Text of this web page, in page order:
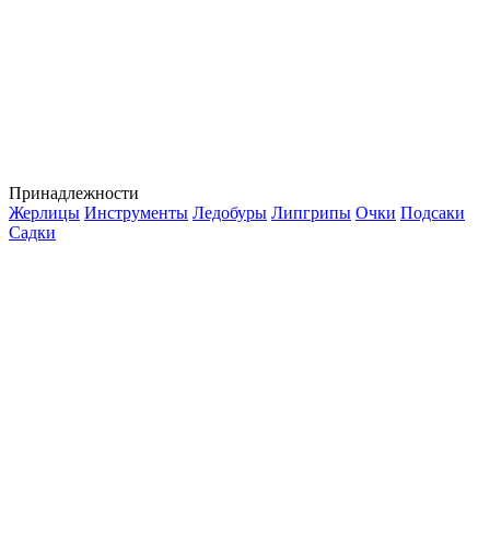
Принадлежности
Жерлицы Инструменты Ледобуры Липгрипы Очки Подсаки
Садки